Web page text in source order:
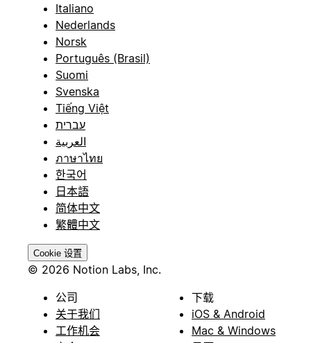
Italiano
Nederlands
Norsk
Português (Brasil)
Suomi
Svenska
Tiếng Việt
עברית
العربية
ภาษาไทย
한국어
日本語
简体中文
繁體中文
Cookie 设置
© 2026 Notion Labs, Inc.
公司
关于我们
工作机会
下载
iOS & Android
Mac & Windows